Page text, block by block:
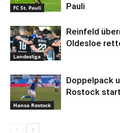
FC St. Pauli
Pauli
Landesliga
Reinfeld
Oldesloe
Hansa Rostock
Doppelpack
Rostock